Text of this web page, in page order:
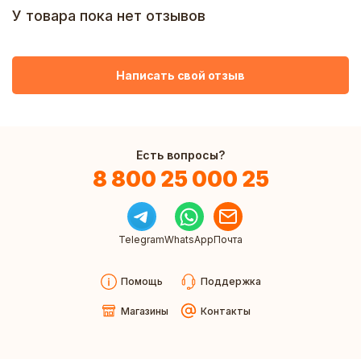
У товара пока нет отзывов
Написать свой отзыв
Есть вопросы?
8 800 25 000 25
TelegramWhatsAppПочта
Помощь Поддержка
Магазины Контакты